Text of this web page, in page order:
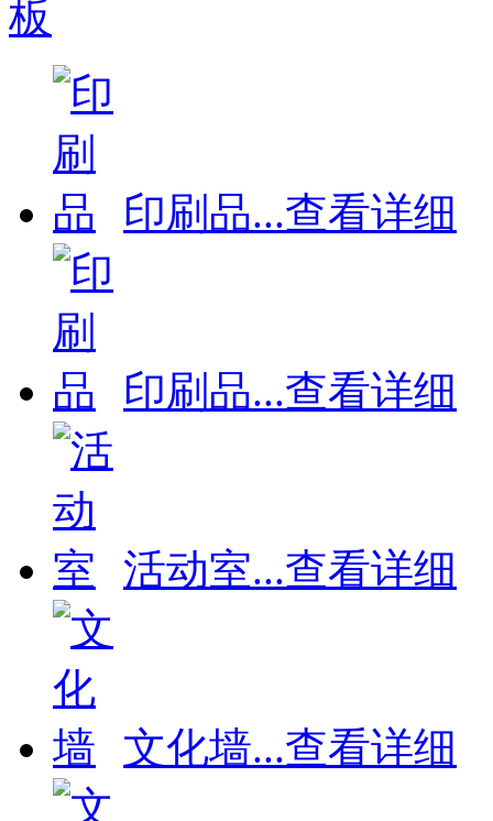
印刷品...查看详细
印刷品...查看详细
活动室...查看详细
文化墙...查看详细